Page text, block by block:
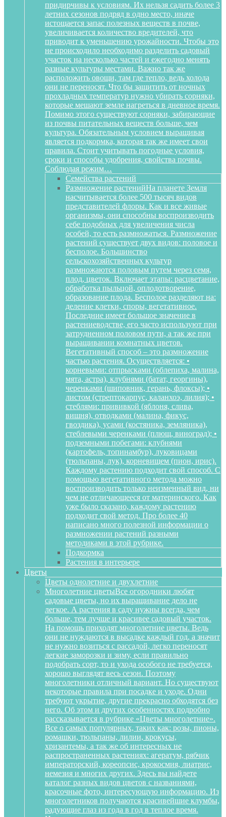
придирчивы к условиям. Их нельзя садить более 3
летних сезонов подряд в одно место, иначе
истощается запас полезных веществ в почве,
увеличивается количество вредителей, что
приводит к уменьшению урожайности. Чтобы это
не происходило необходимо разделить садовый
участок на несколько частей и ежегодно менять
разные культуры местами. Важно так же
расположить овощи, там где тепло, ведь холода
они не переносят. Что бы защитить от ночных
прохладных температур нужно убирать сорняки,
которые мешают земле нагреться в дневное время.
Помимо этого существуют сорняки, забирающие
из почвы питательных веществ больше, чем
культура. Обязательным условием выращивая
является подкормка, которая так же имеет свои
правила. Стоит учитывать погодные условия,
сроки и способы удобрения, свойства почвы.
Соблюдая режим…
Семейства растений
Размножение растенийНа планете Земля
насчитывается более 500 тысяч видов
представителей флоры. Как и все живые
организмы, они способны воспроизводить
себе подобных для увеличения числа
особей, то есть размножаться. Размножение
растений существует двух видов: половое и
бесполое. Большинство
сельскохозяйственных культур
размножаются половым путем через семя,
плод, цветок. Включает этапы: расцветание,
обработка пыльцой, оплодотворение,
образование плода. Бесполое разделяют на:
деление клетки, споры, вегетативное.
Последние имеет большое значение в
растениеводстве, его часто используют при
затрудненном половом пути, а так же при
выращивании комнатных цветов.
Вегетативный способ – это размножение
частью растения. Осуществляется: •
корневыми: отпрысками (облепиха, малина,
мята, астра), клубнями (батат, георгины),
черенками (шиповник, герань, флоксы); •
листом (стрептокарпус, каланхоэ, лилия); •
стеблями: прививкой (яблоня, слива,
вишня), отводками (малина, фикус,
гвоздика), усами (костяника, земляника),
стеблевыми черенками (плющ, виноград); •
подземными побегами: клубнями
(картофель, топинамбур), луковицами
(тюльпаны, лук), корневищем (пион, ирис).
Каждому растению подходит свой способ. С
помощью вегетативного метода можно
воспроизводить только неизменный вид, ни
чем не отличающееся от материнского. Как
уже было сказано, каждому растению
подходит свой метод. Про более 40
написано много полезной информации о
размножении растений разными
методиками в этой рубрике.
Подкормка
Растения в интерьере
Цветы
Цветы однолетние и двухлетние
Многолетние цветыВсе огородники любят
садовые цветы, но их выращивание дело не
легкое. А растения в саду нужны всегда, чем
больше, тем лучше и красивее садовый участок.
На помощь приходят многолетние цветы. Ведь
они не нуждаются в высадке каждый год, а значит
не нужно возиться с рассадой, легко переносят
легкие заморозки и зиму, если правильно
подобрать сорт, то и ухода особого не требуется,
хорошо выглядят весь сезон. Поэтому
многолетники отличный вариант. Но существуют
некоторые правила при посадке и уходе. Одни
требуют укрытие, другие прекрасно обходятся без
него. Об этом и других особенностях подробно
рассказывается в рубрике «Цветы многолетние».
Все о самых популярных, таких как: розы, пионы,
ромашки, тюльпаны, лилии, крокусы,
хризантемы, а так же об интересных не
распространенных растениях: агератум, рябчик
императорский, кореопсис, крокосмия, лиатрис,
немезия и многих других. Здесь вы найдете
каталог разных видов цветов с названиями,
красочные фото, интересующую информацию. Из
многолетников получаются красивейшие клумбы,
радующие глаз из года в год в теплое время.